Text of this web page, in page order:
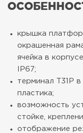
крышка
окрашенная
ячейка в
IP67;
терминал T31P
пластика;
возможность
стойке,
отображение